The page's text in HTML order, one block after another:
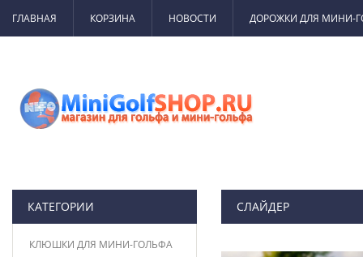
ГЛАВНАЯ КОРЗИНА НОВОСТИ ДОРОЖКИ ДЛЯ МИНИ-
КАТЕГОРИИ
КЛЮШКИ ДЛЯ МИНИ-ГОЛЬФА
СЛАЙДЕР